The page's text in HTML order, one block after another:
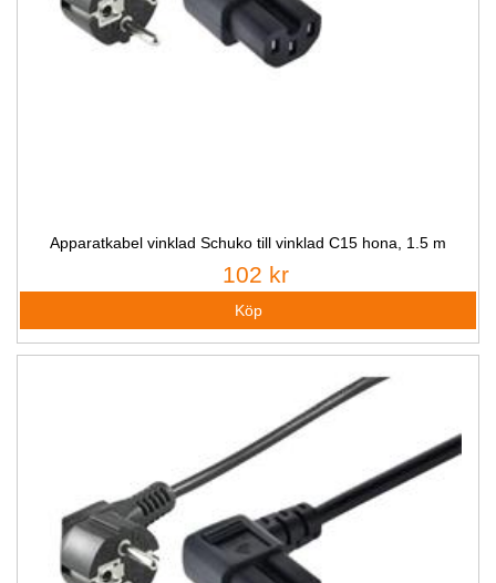
Apparatkabel vinklad Schuko till vinklad C15 hona, 1.5 m
102 kr